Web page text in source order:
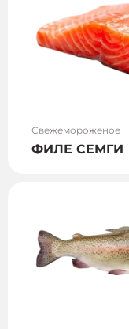
Свежемороженое
ФИЛЕ СЕМГИ